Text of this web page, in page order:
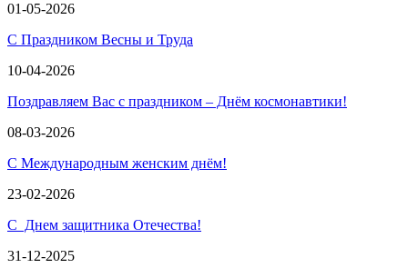
01-05-2026
С Праздником Весны и Труда
10-04-2026
Поздравляем Вас с праздником – Днём космонавтики!
08-03-2026
С Международным женским днём!
23-02-2026
С Днем защитника Отечества!
31-12-2025